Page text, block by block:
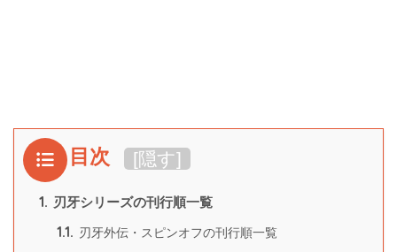
目次 [隠す]
1. 刃牙シリーズの刊行順一覧
1.1. 刃牙外伝・スピンオフの刊行順一覧